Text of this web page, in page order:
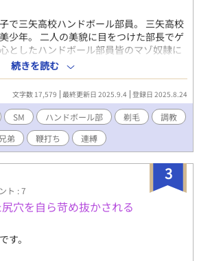
で三矢高校ハンドボール部員。 三矢高校
少年。 二人の美貌に目をつけた部長でゲ
としたハンドボール部員皆のマゾ奴隷に
ンターハイ県予選で敗れた責任を追及さ
たちからペナルティーのお仕置き調教を
の双子でありながらハンドボール美少年同
淫戯🩵💚 😺スポーツ少年SM。今度はハ
の美少年百瀬春弥、夏樹が主人公。 僕の
のハンドボール部では短めのショートパ
然春弥、夏樹の美少年兄弟二人もハイソ
す。 文字数少なくショートショートでま
ましたが… 結局短編の長さになってしま
れる思いです😓
続きを読む
文字数 17,579 最終更新日 2025.9.4 登録日 2025.8.24
SM ハンドボール部 剃毛
調教
弟 鞭打ち 連縛
3
ト : 7
穴を自ら苛め抜かされる
す。